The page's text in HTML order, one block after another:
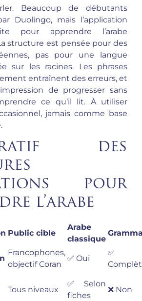
Beaucoup de débutants
Duolingo, mais l’application
pour apprendre l’arabe
structure est pensée pour des
pas pour une langue
sur les racines. Les phrases
entraînent des erreurs, et
de progresser sans
ce qu’il lit. À utiliser
jamais comme base
des
pour
l’arabe
Public cible
Arabe
classique
Francophones,
objectif Coran
✅ Oui
✅
Tous niveaux
✅ Selon
fiches
❌ Non